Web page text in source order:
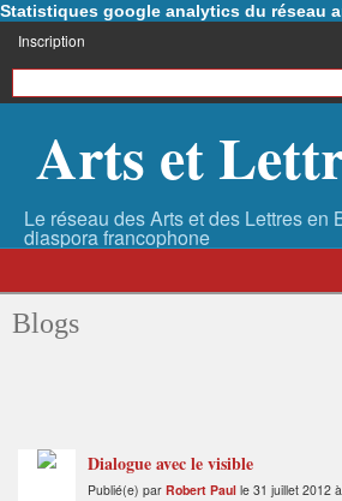
Statistiques google analytics du réseau
Inscription
Arts et
Blogs
Dialogue avec le visible
Publié(e) par Robert Paul le 31 juillet 2012